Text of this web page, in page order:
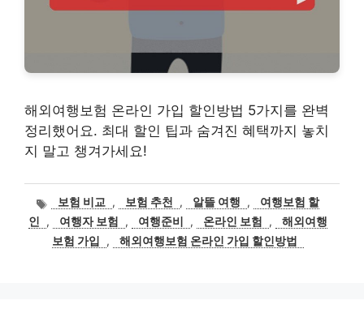
해외여행보험 온라인 가입 할인방법 5가지를 완벽
정리했어요. 최대 할인 팁과 숨겨진 혜택까지 놓치
지 말고 챙겨가세요!
태
그
보험 비교 , 보험 추천 , 알뜰 여행 ,
여행보험 할
인
, 여행자 보험 , 여행준비 , 온라인 보험 ,
해외여행
보험 가입
, 해외여행보험 온라인 가입 할인방법